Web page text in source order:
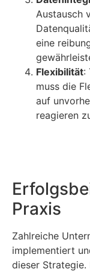
Austausch
eine
Flexibilität:
muss die
auf
reagieren
Praxis
Zahlreiche
implementiert
dieser Strategie.